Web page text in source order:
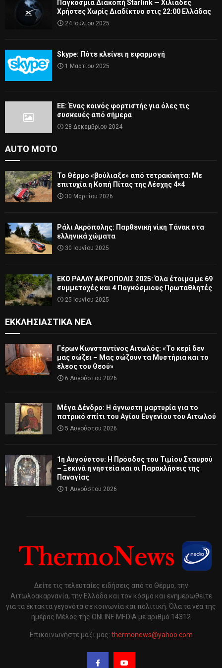
Παγκόσμια Διακοπή Starlink — Χιλιάδες
Χρήστες Χωρίς Διαδίκτυο στις 22:00 Ελλάδας
24 Ιουλίου 2025
Skype: Πότε κλείνει η εφαρμογή
1 Μαρτίου 2025
ΕΕ: Ένας κοινός φορτιστής για όλες τις
συσκευές από σήμερα
28 Δεκεμβρίου 2024
AUTO MOTO
Το Θέρμο «βούλιαξε» από τετρακίνητα: Με
επιτυχία η Κοπή Πίτας της Λέσχης 4×4
30 Μαρτίου 2026
Ράλι Ακρόπολης: Παρθενική νίκη Τάνακ στα
ελληνικά χώματα
30 Ιουνίου 2025
ΕΚΟ ΡΑΛΛΥ ΑΚΡΟΠΟΛΙΣ 2025: Όλα έτοιμα με 69
συμμετοχές και 4 Παγκόσμιους Πρωταθλητές
25 Ιουνίου 2025
ΕΚΚΛΗΣΙΑΣΤΙΚΆ ΝΈΑ
Γέρων Κωνσταντίνος Αιτωλός: «Το κερί δεν
μας σώζει – Μας σώζουν τα Μυστήρια και το
έλεος του Θεού»
6 Αυγούστου 2026
Μέγα Δένδρο: Η άγνωστη μαρτυρία για το
πατρικό σπίτι του Αγίου Ευγενίου του Αιτωλού
5 Αυγούστου 2026
1η Αυγούστου: Η Πρόοδος του Τιμίου Σταυρού
– Ξεκινά η νηστεία και οι Παρακλήσεις της
Παναγίας
1 Αυγούστου 2026
Δείτε τις τελευταίες ειδήσεις από το Θέρμο, την
Αιτωλοακαρνανία, την Ελλάδα και τον κόσμο και ενημερωθείτε
για τα έκτακτα γεγονότα σε κοινωνία και πολιτική. Όλα τα νέα της
ημέρας Μέλος της ONLINE MEDIA με αριθμό 14312
Επικοινωνήστε μαζί μας: thermonews@yahoo.com